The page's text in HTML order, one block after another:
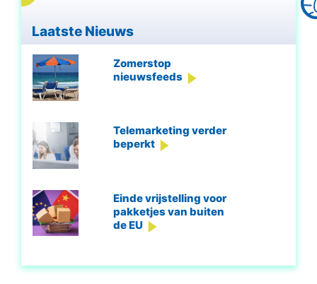
Laatste Nieuws
Zomerstop
nieuwsfeeds
Telemarketing verder
beperkt
Einde vrijstelling voor
pakketjes van buiten
de EU